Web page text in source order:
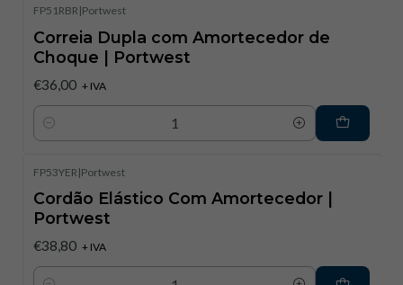
FP51RBR |Portwest
Correia Dupla com Amortecedor de
Choque | Portwest
€36,00 + IVA
Quantidade
FP53YER |Portwest
Cordão Elástico Com Amortecedor |
Portwest
€38,80 + IVA